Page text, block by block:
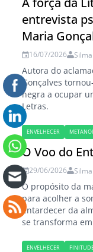
entrevista
Maria
16/07/2026
Autora do
Gonçalves
negra a ocupar
Letras.
ENVELHECER
O Voo do
29/06/2026
O propósito da
para acolher a
entardecer da
se transforma
ENVELHECER